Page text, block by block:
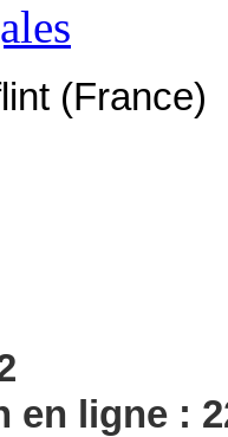
(France)
en ligne :